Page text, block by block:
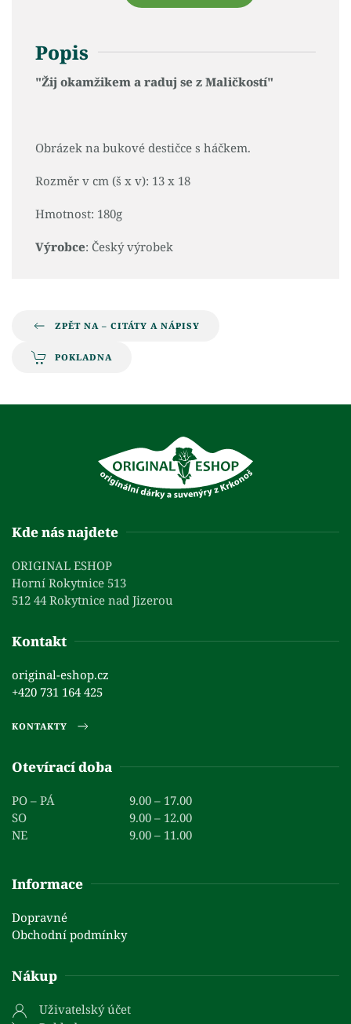
Popis
"Žij okamžikem a raduj se z Maličkostí"
Obrázek na bukové destičce s háčkem.
Rozměr v cm (š x v): 13 x 18
Hmotnost: 180g
Výrobce: Český výrobek
ZPĚT NA – CITÁTY A NÁPISY
POKLADNA
Kde nás najdete
ORIGINAL ESHOP
Horní Rokytnice 513
512 44 Rokytnice nad Jizerou
Kontakt
original-eshop.cz
+420 731 164 425
KONTAKTY
Otevírací doba
PO – PÁ
9.00 – 17.00
SO
9.00 – 12.00
NE
9.00 – 11.00
Informace
Dopravné
Obchodní podmínky
Nákup
Uživatelský účet